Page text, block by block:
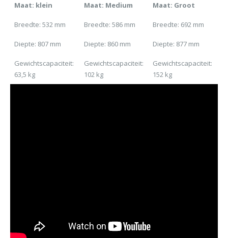
Maat: klein Maat: Medium Maat: Groot
Breedte: 532 mm Breedte: 586 mm Breedte: 692 mm
Diepte: 807 mm Diepte: 860 mm Diepte: 877 mm
Gewichtscapaciteit:
63,5 kg
Gewichtscapaciteit:
102 kg
Gewichtscapaciteit:
152 kg